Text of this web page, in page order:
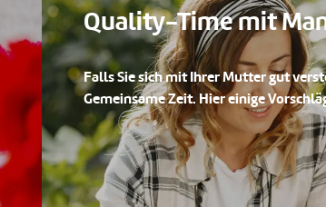
Quality-Time mit
Falls Sie sich mit Ihrer Mutter gut
Gemeinsame Zeit. Hier einige